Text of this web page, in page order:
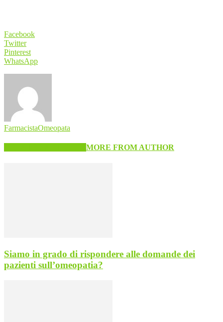
Facebook
Twitter
Pinterest
WhatsApp
FarmacistaOmeopata
MORE FROM AUTHOR
Siamo in grado di rispondere alle domande dei
pazienti sull’omeopatia?